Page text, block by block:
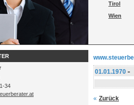
Tirol
Wien
34
01.01.1970 -
« Zurück